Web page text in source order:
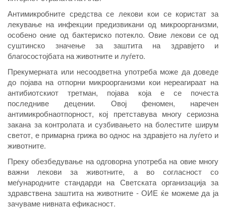
Антимикробните средства се лекови кои се користат за
лекување на инфекции предизвикани од микроорганизми,
особено оние од бактериско потекло. Овие лекови се од
суштинско значење за заштита на здравјето и
благосостојбата на животните и луѓето.
Прекумерната или несоодветна употреба може да доведе
до појава на отпорни микроорганизми кои нереагираат на
антибиотскиот третман, појава која е се почеста
последниве децении. Овој феномен, наречен
антимикробнаотпорност, кој претставува многу сериозна
закана за контролата и сузбивањето на болестите ширум
светот, е примарна грижа во однос на здравјето на луѓето и
животните.
Преку обезбедување на одговорна употреба на овие многу
важни лекови за животните, а во согласност со
меѓународните стандарди на Светската организација за
здравствена заштита на животните - ОИЕ ќе можеме да ја
зачуваме нивната ефикасност.